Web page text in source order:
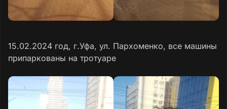
15.02.2024 год, г.Уфа, ул. Пархоменко, все машины
припаркованы на тротуаре